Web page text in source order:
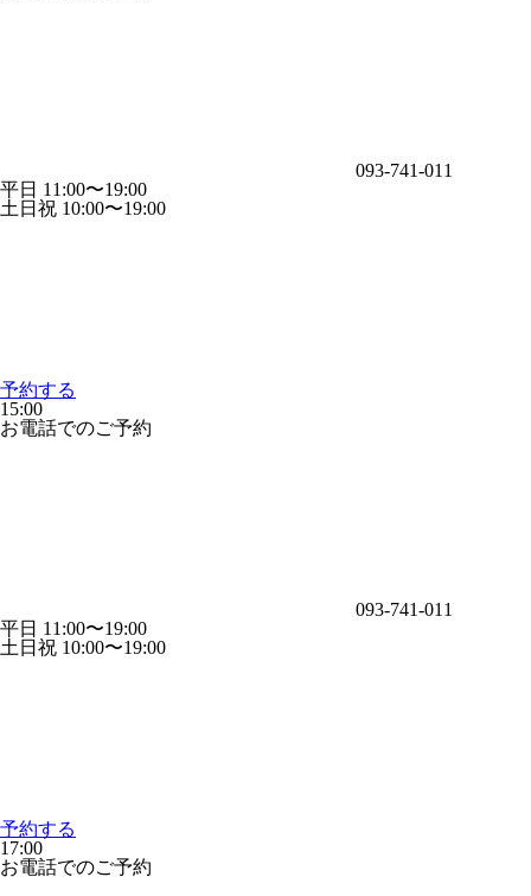
093-741-011
平日 11:00〜19:00
土日祝 10:00〜19:00
予約する
15:00
お電話でのご予約
093-741-011
平日 11:00〜19:00
土日祝 10:00〜19:00
予約する
17:00
お電話でのご予約